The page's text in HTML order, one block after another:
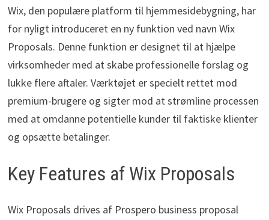
Wix, den populære platform til hjemmesidebygning, har
for nyligt introduceret en ny funktion ved navn Wix
Proposals. Denne funktion er designet til at hjælpe
virksomheder med at skabe professionelle forslag og
lukke flere aftaler. Værktøjet er specielt rettet mod
premium-brugere og sigter mod at strømline processen
med at omdanne potentielle kunder til faktiske klienter
og opsætte betalinger.
Key Features af Wix Proposals
Wix Proposals drives af Prospero business proposal